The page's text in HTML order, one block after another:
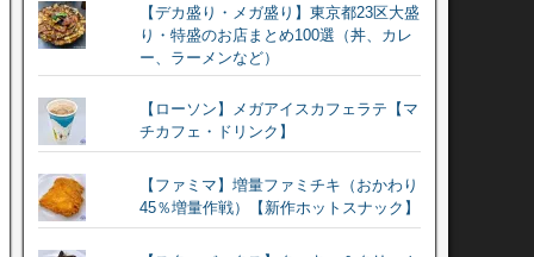
【デカ盛り・メガ盛り】東京都23区大盛
り・特盛のお店まとめ100選（丼、カレ
ー、ラーメンなど）
【ローソン】メガアイスカフェラテ【マ
チカフェ・ドリンク】
【ファミマ】増量ファミチキ（おかわり
45％増量作戦）【新作ホットスナック】